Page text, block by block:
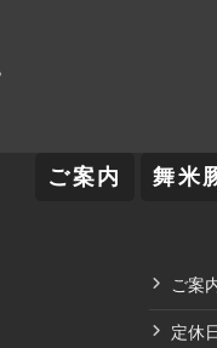
ご案内 舞米
ご案
定休